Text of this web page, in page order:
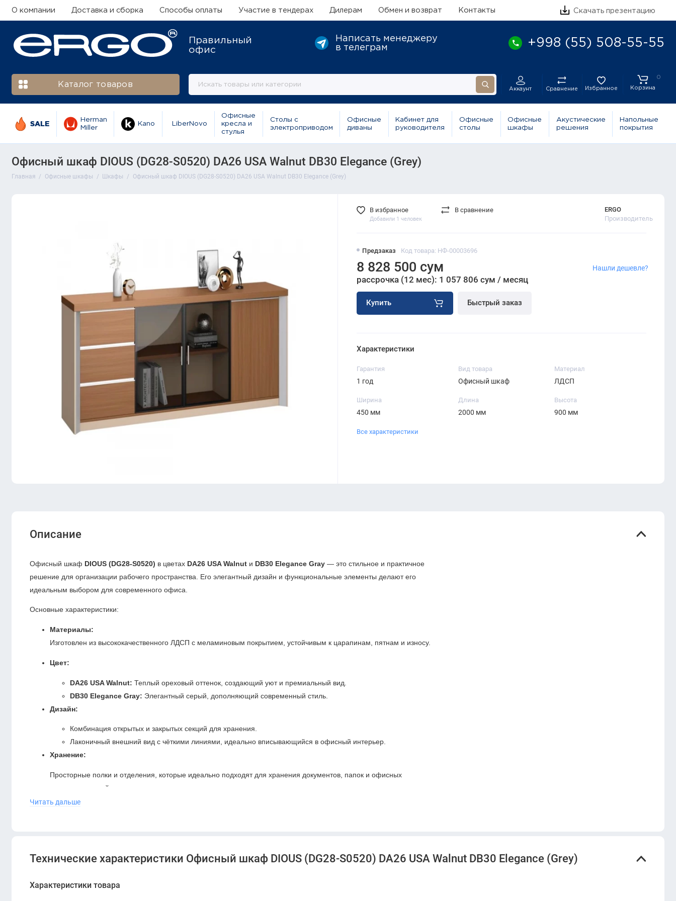
О компании Доставка и сборка Способы оплаты Участие в тендерах Дилерам Обмен и возврат Контакты Скачать презентацию
Правильный
офис
Написать менеджеру
в телеграм
+998 (55) 508-55-55
Каталог товаров
Аккаунт Сравнение Избранное
0
Корзина
SALE
Herman
Miller
Kano LiberNovo
Офисные
кресла и
стулья
Столы с
электроприводом
Офисные
диваны
Кабинет для
руководителя
Офисные
столы
Офисные
шкафы
Акустические
решения
Напольные
покрытия
Офисный шкаф DIOUS (DG28-S0520) DA26 USA Walnut DB30 Elegance (Grey)
Главная Офисные шкафы Шкафы Офисный шкаф DIOUS (DG28-S0520) DA26 USA Walnut DB30 Elegance (Grey)
Предзаказ Код товара: НФ-00003696
ERGO
Производитель
8 828 500 сум
рассрочка (12 мес): 1 057 806 сум / месяц
Купить Быстрый заказ
Нашли дешевле?
В избранное
Добавили 1 человек
В сравнение
Характеристики
Гарантия
1 год
Вид товара
Офисный шкаф
Материал
ЛДСП
Ширина
450 мм
Длина
2000 мм
Высота
900 мм
Все характеристики
Описание
Офисный шкаф DIOUS (DG28-S0520) в цветах DA26 USA Walnut и DB30 Elegance Gray — это стильное и практичное
решение для организации рабочего пространства. Его элегантный дизайн и функциональные элементы делают его
идеальным выбором для современного офиса.
Основные характеристики:
Материалы:
Изготовлен из высококачественного ЛДСП с меламиновым покрытием, устойчивым к царапинам, пятнам и износу.
Цвет:
DA26 USA Walnut: Теплый ореховый оттенок, создающий уют и премиальный вид.
DB30 Elegance Gray: Элегантный серый, дополняющий современный стиль.
Дизайн:
Комбинация открытых и закрытых секций для хранения.
Лаконичный внешний вид с чёткими линиями, идеально вписывающийся в офисный интерьер.
Хранение:
Просторные полки и отделения, которые идеально подходят для хранения документов, папок и офисных
принадлежностей.
Преимущества:
Эргономичное решение для офисного порядка.
офиса и обеспечивает комфортное рабочее пространство.
Читать дальше
Технические характеристики Офисный шкаф DIOUS (DG28-S0520) DA26 USA Walnut DB30 Elegance (Grey)
Характеристики товара